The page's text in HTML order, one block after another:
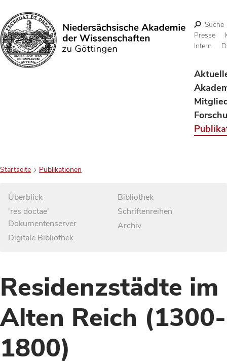
Suchen
Suche
Presse
Intern
Startseite Publikationen
Überblick
'res doctae'
Dokumentenserver
Digitale Bibliothek
Bibliothek
Schriftenreihen
Archiv
Residenzstädte im
Alten Reich (1300-
1800)